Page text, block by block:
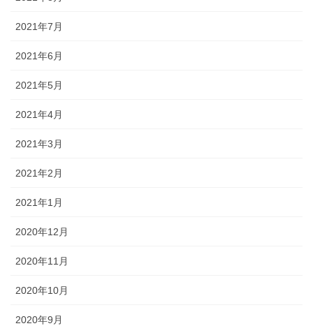
2021年7月
2021年6月
2021年5月
2021年4月
2021年3月
2021年2月
2021年1月
2020年12月
2020年11月
2020年10月
2020年9月